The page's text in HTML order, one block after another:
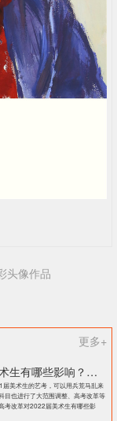
头像作品
更多+
新高考改革对2022届美术生有哪些影响？北京画室刘老师来和大家说说
美术生的艺考，可以用兵荒马乱来
目也进行了大范围调整、高考改革等
考改革对2022届美术生有哪些影